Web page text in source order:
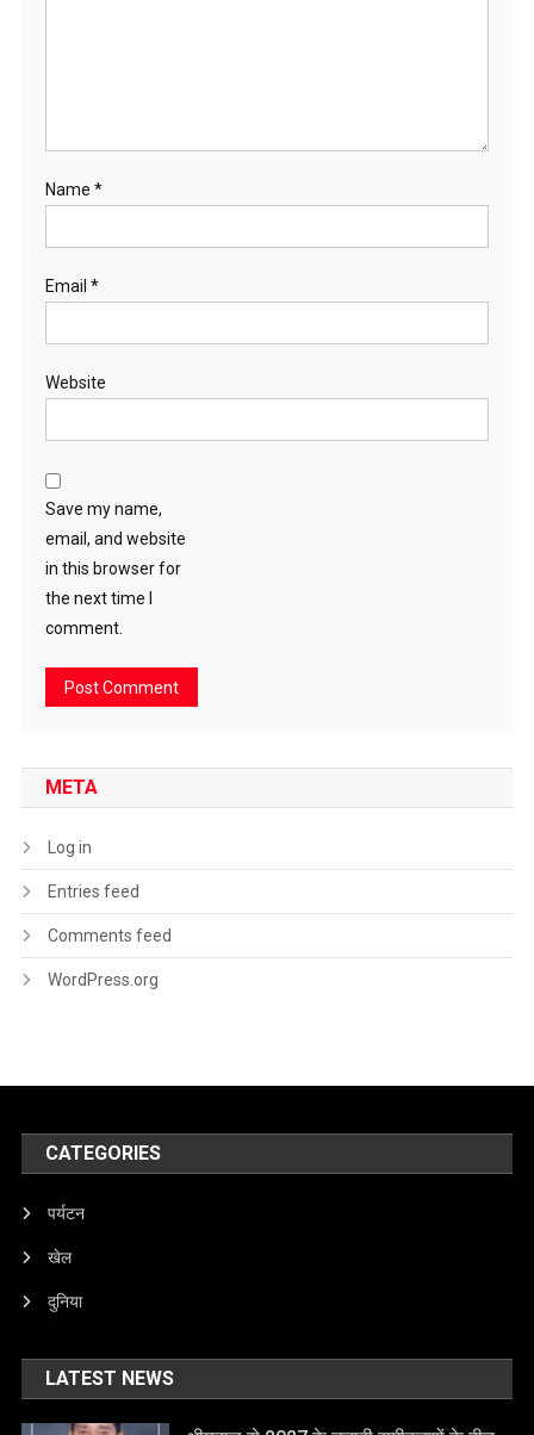
Name *
Email *
Website
Save my name,
email, and website
in this browser for
the next time I
comment.
META
Log in
Entries feed
Comments feed
WordPress.org
CATEGORIES
पर्यटन
खेल
दुनिया
LATEST NEWS